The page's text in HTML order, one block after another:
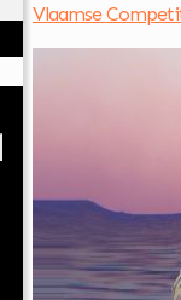
Vlaamse